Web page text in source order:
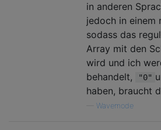
in anderen
jedoch in einem
sodass das
Array mit den
wird und ich
behandelt,
"0"
haben, braucht
Wavemode